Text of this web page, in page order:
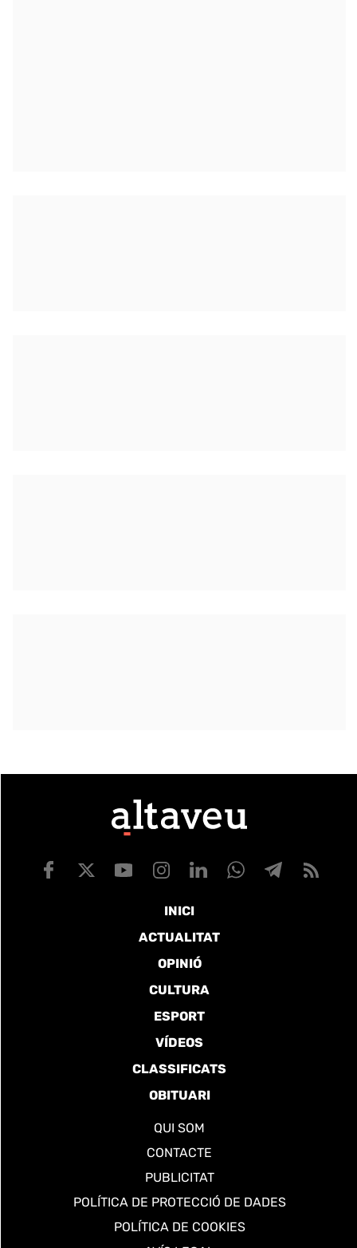
INICI
ACTUALITAT
OPINIÓ
CULTURA
ESPORT
VÍDEOS
CLASSIFICATS
OBITUARI
QUI SOM
CONTACTE
PUBLICITAT
POLÍTICA DE PROTECCIÓ DE DADES
POLÍTICA DE COOKIES